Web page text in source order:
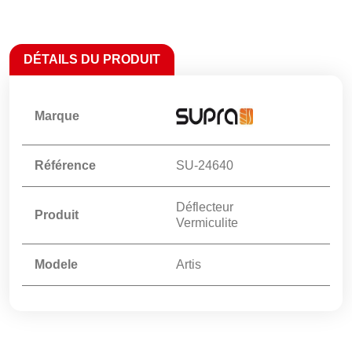
DÉTAILS DU PRODUIT
Marque
Référence SU-24640
Produit
Déflecteur
Vermiculite
Modele Artis